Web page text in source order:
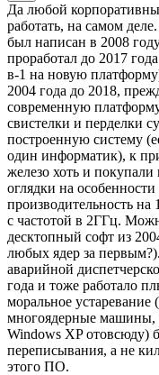
Да любой
работать, на самом
был написан в 2008
проработал до 2017
в-1 на новую
2004 года до 2018,
современную
свистелки и перделки
построенную систему
один информатик), к
железо хоть и
оглядки на
производительность
с частотой в 2ГГц.
десктопный софт из
любых ядер за
аварийной
года и тоже работало
моральное
многоядерные
Windows XP отовсюду)
переписывания, а не
этого ПО.